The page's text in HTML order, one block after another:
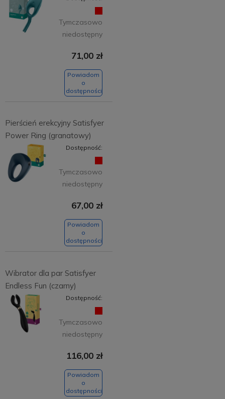
Tymczasowo
niedostępny
71,00 zł
Powiadom
o
dostępności
Pierścień erekcyjny Satisfyer
Power Ring (granatowy)
Dostępność:
Tymczasowo
niedostępny
67,00 zł
Powiadom
o
dostępności
Wibrator dla par Satisfyer
Endless Fun (czarny)
Dostępność:
Tymczasowo
niedostępny
116,00 zł
Powiadom
o
dostępności